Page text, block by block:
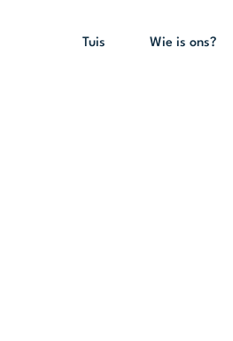
Tuis Wie is ons?